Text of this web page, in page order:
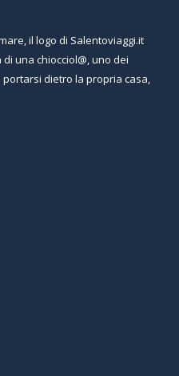
il logo di Salentoviaggi.it
una chiocciol@, uno dei
dietro la propria casa,